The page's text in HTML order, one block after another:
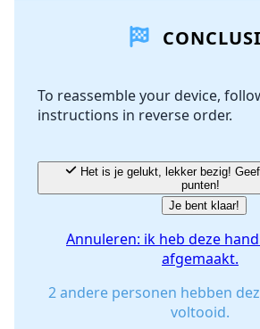
Voeg opmerking toe
Annuleren
To reassemble your device,
instructions in reverse order.
punten!
Je bent klaar!
Annuleren: ik heb deze
afgemaakt.
2 andere personen hebben
voltooid.